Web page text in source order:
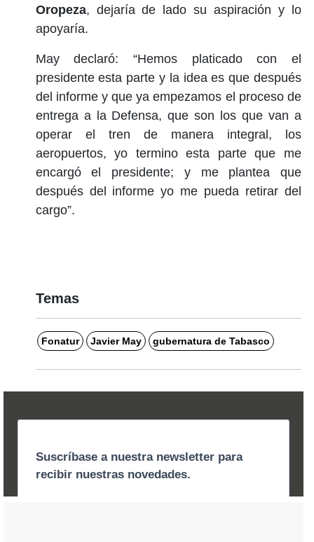
Oropeza, dejaría de lado su aspiración y lo
apoyaría.
May declaró: “Hemos platicado con el
presidente esta parte y la idea es que después
del informe y que ya empezamos el proceso de
entrega a la Defensa, que son los que van a
operar el tren de manera integral, los
aeropuertos, yo termino esta parte que me
encargó el presidente; y me plantea que
después del informe yo me pueda retirar del
cargo”.
Temas
Fonatur Javier May gubernatura de Tabasco